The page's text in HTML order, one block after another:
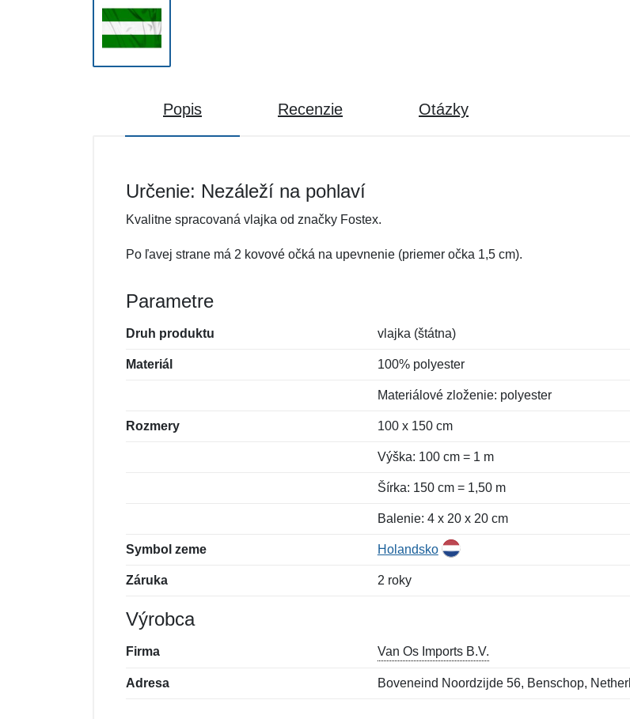
Popis Recenzie Otázky
Určenie: Nezáleží na pohlaví
Kvalitne spracovaná vlajka od značky Fostex.
Po ľavej strane má 2 kovové očká na upevnenie (priemer očka 1,5 cm).
Parametre
Druh produktu vlajka (štátna)
Materiál 100% polyester
Materiálové zloženie: polyester
Rozmery 100 x 150 cm
Výška: 100 cm = 1 m
Šírka: 150 cm = 1,50 m
Balenie: 4 x 20 x 20 cm
Symbol zeme Holandsko
Záruka 2 roky
Výrobca
Firma Van Os Imports B.V.
Adresa Boveneind Noordzijde 56, Benschop,